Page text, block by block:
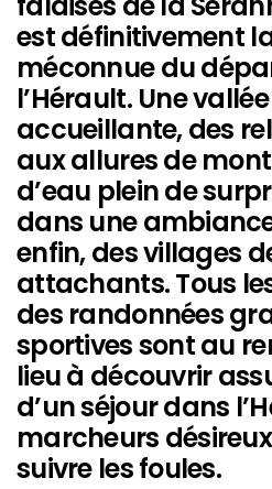
est définitivement
méconnue du
l’Hérault. Une
accueillante, des
aux allures de
d’eau plein de
dans une
enfin, des villages
attachants. Tous
des randonnées
sportives sont au
lieu à découvrir
d’un séjour dans
marcheurs
suivre les foules.